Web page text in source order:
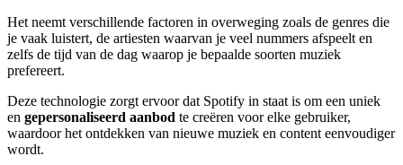
Het neemt verschillende factoren in overweging zoals de genres die
je vaak luistert, de artiesten waarvan je veel nummers afspeelt en
zelfs de tijd van de dag waarop je bepaalde soorten muziek
prefereert.
Deze technologie zorgt ervoor dat Spotify in staat is om een uniek
en gepersonaliseerd aanbod te creëren voor elke gebruiker,
waardoor het ontdekken van nieuwe muziek en content eenvoudiger
wordt.